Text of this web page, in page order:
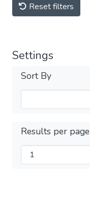
Reset filters
Settings
Sort By
Results per page